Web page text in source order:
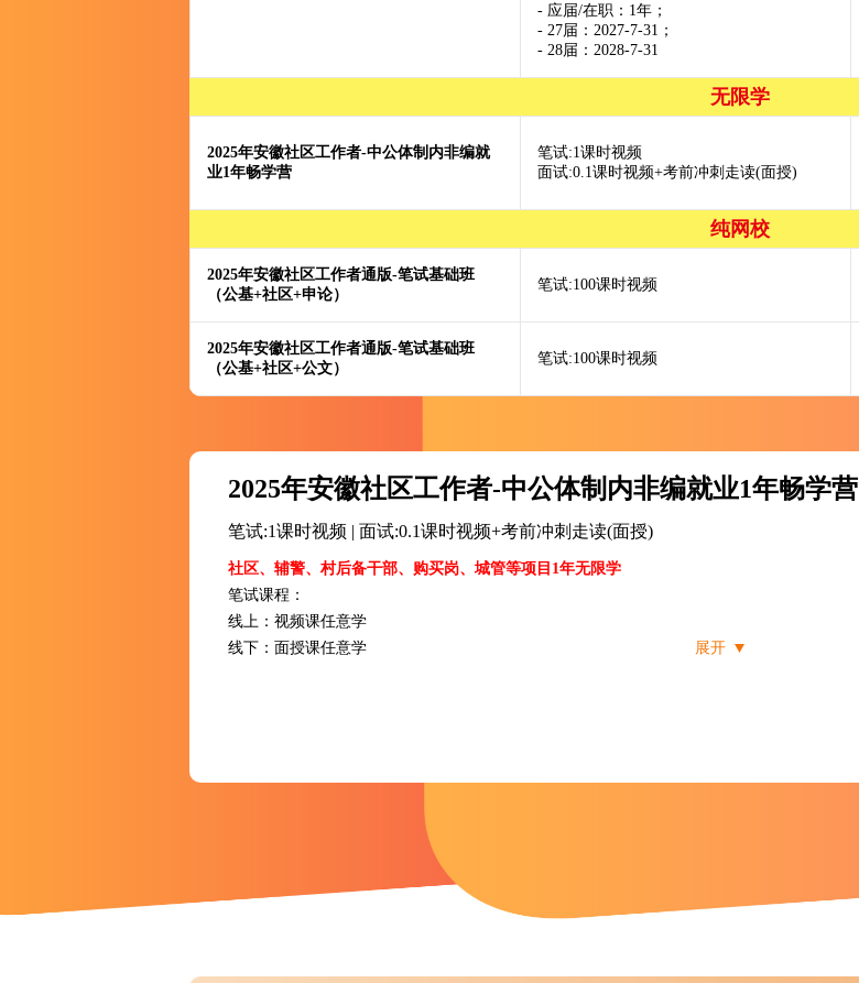
- 应届/在职：1年；
- 27届：2027-7-31；
- 28届：2028-7-31
无限学
2025年安徽社区工作者-中公体制内非编就
业1年畅学营
笔试:1课时视频
面试:0.1课时视频+考前冲刺走读(面授)
纯网校
2025年安徽社区工作者通版-笔试基础班
（公基+社区+申论）
笔试:100课时视频
2025年安徽社区工作者通版-笔试基础班
（公基+社区+公文）
笔试:100课时视频
2025年安徽社区工作者-中公体制内非编就业1年畅学营
笔试:1课时视频 | 面试:0.1课时视频+考前冲刺走读(面授)
社区、辅警、村后备干部、购买岗、城管等项目1年无限学
笔试课程：
线上：视频课任意学
线下：面授课任意学
展开